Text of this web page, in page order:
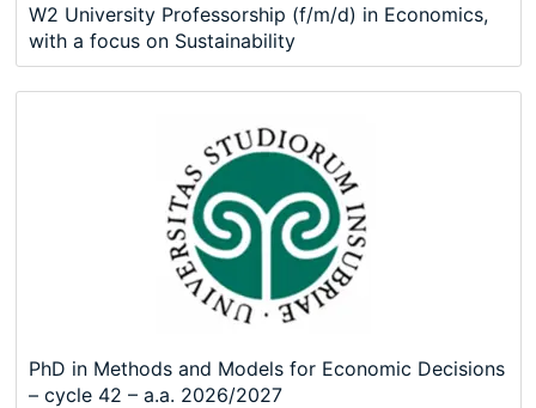
W2 University Professorship (f/m/d) in Economics,
with a focus on Sustainability
PhD in Methods and Models for Economic Decisions
– cycle 42 – a.a. 2026/2027